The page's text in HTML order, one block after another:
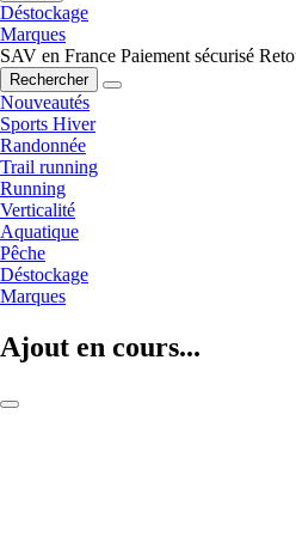
Déstockage
Marques
SAV en France Paiement sécurisé
Rechercher
Nouveautés
Sports Hiver
Randonnée
Trail running
Running
Verticalité
Aquatique
Pêche
Déstockage
Marques
Ajout en cours...